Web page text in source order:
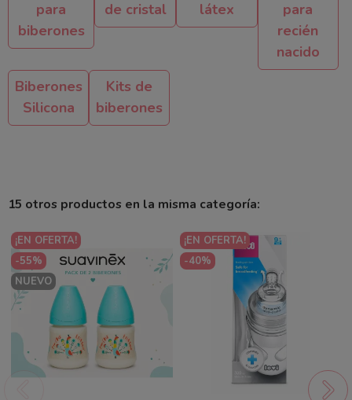
para
biberones
de cristal
látex
para
recién
nacido
Biberones
Silicona
Kits de
biberones
15 otros productos en la misma categoría:
¡EN OFERTA!
-55%
NUEVO
¡EN OFERTA!
-40%